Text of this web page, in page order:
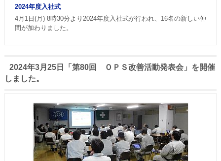
2024年度入社式
4月1日(月) 8時30分より2024年度入社式が行われ、16名の新しい仲
間が加わりました。
2024年3月25日「第80回 ＯＰＳ改善活動発表会」を開催
しました。